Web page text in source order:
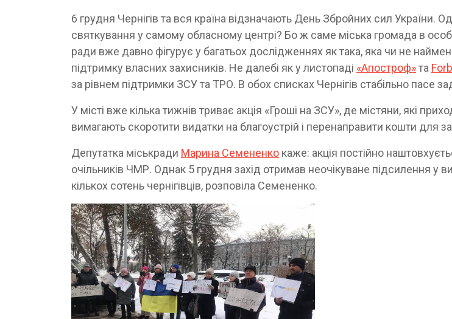
6 грудня Чернігів та вся країна відзначають День Збройних сил України.
святкування у самому обласному центрі? Бо ж саме міська громада в особі
ради вже давно фігурує у багатьох дослідженнях як така, яка чи не
підтримку власних захисників. Не далебі як у листопаді «Апостроф»та
за рівнем підтримки ЗСУ та ТРО. В обох списках Чернігів стабільно пасе
У місті вже кілька тижнів триває акція «Гроші на ЗСУ», де містяни, які
вимагають скоротити видатки на благоустрій і перенаправити кошти для
Депутатка міськради Марина Семененко каже: акція постійно
очільників ЧМР. Однак 5 грудня захід отримав неочікуване підсилення у
кількох сотень чернігівців, розповіла Семененко.